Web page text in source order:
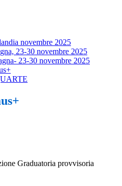
novembre 2025
23-30 novembre 2025
23-30 novembre 2025
Graduatoria provvisoria